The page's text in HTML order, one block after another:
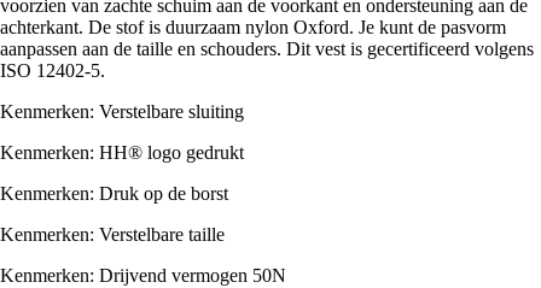
voorzien van zachte schuim aan de voorkant en ondersteuning aan de
achterkant. De stof is duurzaam nylon Oxford. Je kunt de pasvorm
aanpassen aan de taille en schouders. Dit vest is gecertificeerd volgens
ISO 12402-5.
Kenmerken: Verstelbare sluiting
Kenmerken: HH® logo gedrukt
Kenmerken: Druk op de borst
Kenmerken: Verstelbare taille
Kenmerken: Drijvend vermogen 50N